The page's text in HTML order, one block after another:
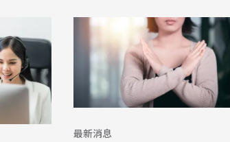
最新消息